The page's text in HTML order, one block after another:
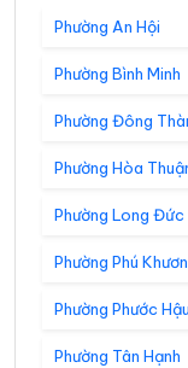
Phường An Hội
Phường Bình Minh
Phường Đông
Phường Hòa
Phường Long Đức
Phường Phú
Phường Phước Hậu
Phường Tân Hạnh